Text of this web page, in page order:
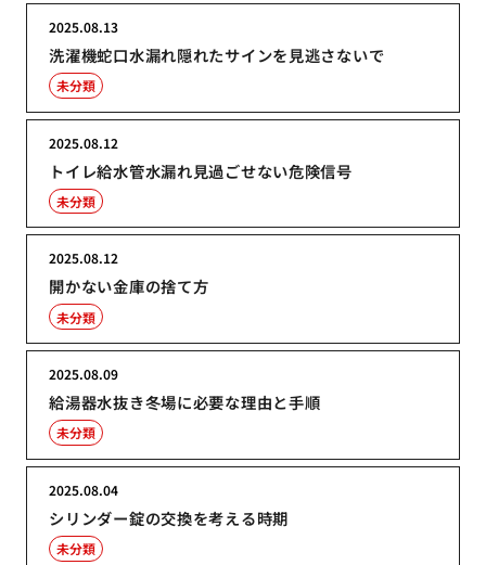
洗濯機蛇口水漏れ隠れたサインを見逃さないで
2025.08.13
未分類
トイレ給水管水漏れ見過ごせない危険信号
2025.08.12
未分類
開かない金庫の捨て方
2025.08.12
未分類
給湯器水抜き冬場に必要な理由と手順
2025.08.09
未分類
シリンダー錠の交換を考える時期
2025.08.04
未分類